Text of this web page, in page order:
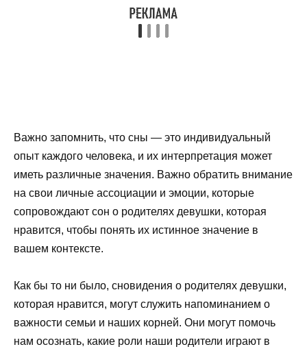
Важно запомнить, что сны — это индивидуальный
опыт каждого человека, и их интерпретация может
иметь различные значения. Важно обратить внимание
на свои личные ассоциации и эмоции, которые
сопровождают сон о родителях девушки, которая
нравится, чтобы понять их истинное значение в
вашем контексте.
Как бы то ни было, сновидения о родителях девушки,
которая нравится, могут служить напоминанием о
важности семьи и наших корней. Они могут помочь
нам осознать, какие роли наши родители играют в